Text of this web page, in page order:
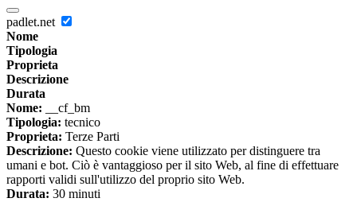
padlet.net
Nome
Tipologia
Proprieta
Descrizione
Durata
Nome: __cf_bm
Tipologia: tecnico
Proprieta: Terze Parti
Descrizione: Questo cookie viene utilizzato per distinguere tra
umani e bot. Ciò è vantaggioso per il sito Web, al fine di effettuare
rapporti validi sull'utilizzo del proprio sito Web.
Durata: 30 minuti